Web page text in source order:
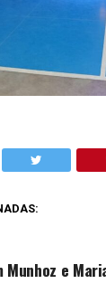
Munhoz e